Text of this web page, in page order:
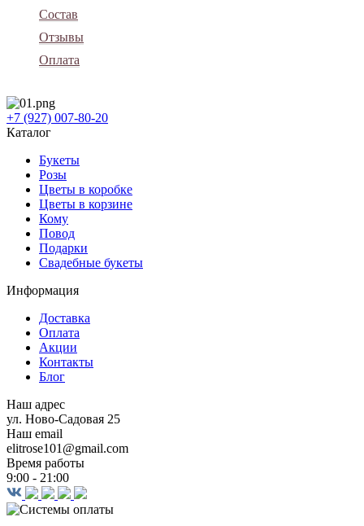
Состав
Отзывы
Оплата
+7 (927) 007-80-20
Каталог
Букеты
Розы
Цветы в коробке
Цветы в корзине
Кому
Повод
Подарки
Свадебные букеты
Информация
Доставка
Оплата
Акции
Контакты
Блог
Наш адрес
ул. Ново-Садовая 25
Наш email
elitrose101@gmail.com
Время работы
9:00 - 21:00